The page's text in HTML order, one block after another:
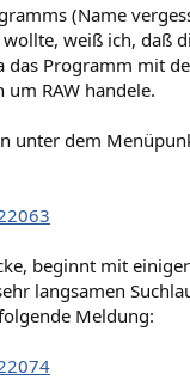
(Name
weiß ich, daß
das Programm mit
um RAW handele.
unter dem
beginnt mit
langsamen
Meldung: